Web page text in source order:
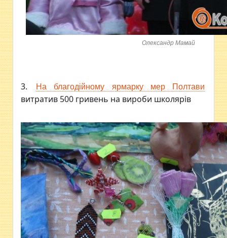
Олександр Мамай
3. На благодійному ярмарку мер Полтави
витратив 500 гривень на вироби школярів